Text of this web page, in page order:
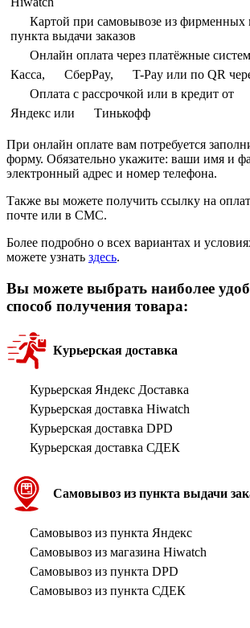
Картой при самовывозе из фирменных
пункта выдачи заказов
Онлайн оплата через платёжные
Касса,
СберPay, T-Pay или по QR
Оплата с рассрочкой или в кредит от
Яндекс или
Тинькофф
При онлайн оплате вам потребуется
форму. Обязательно укажите: ваши имя и
электронный адрес и номер телефона.
Также вы можете получить ссылку на
почте или в СМС.
Более подробно о всех вариантах и
можете узнать здесь.
Вы можете выбрать наиболее
способ получения товара:
Курьерская доставка
Курьерская Яндекс Доставка
Курьерская доставка Hiwatch
Курьерская доставка DPD
Курьерская доставка СДЕК
Самовывоз из пункта выдачи
Самовывоз из пункта Яндекс
Самовывоз из магазина Hiwatch
Самовывоз из пункта DPD
Самовывоз из пункта СДЕК